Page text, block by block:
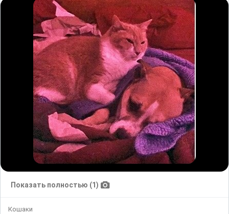
Показать полностью (1)
Кошаки